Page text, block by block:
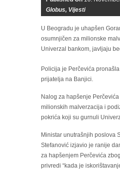
Globus, Vijesti
U Beogradu je uhapšen
osumnjičen za milionske
Univerzal bankom, javljaju
Policija je Perčevića
prijatelja na Banjici.
Nalog za hapšenje
milionskih malverzacija i
pokrića koji su gurnuli
Ministar unutrašnjih poslova
Stefanović izjavio je ranije
za hapšenjem Perčevića
privredi “kada je